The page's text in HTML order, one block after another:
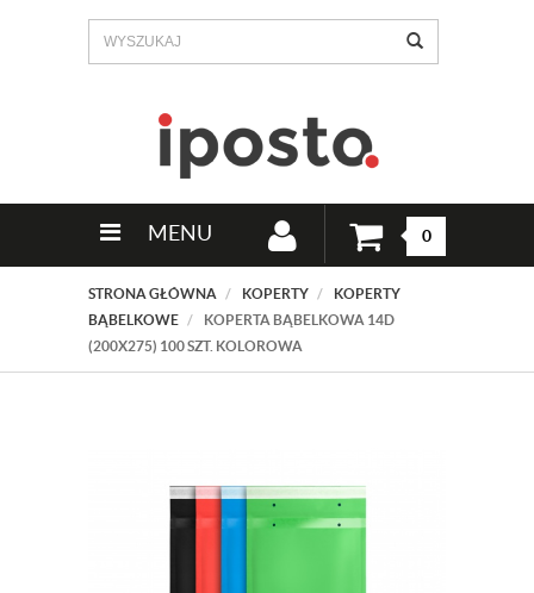
MENU 0
STRONA GŁÓWNA KOPERTY
KOPERTY
BĄBELKOWE
KOPERTA BĄBELKOWA 14D
(200X275) 100 SZT. KOLOROWA